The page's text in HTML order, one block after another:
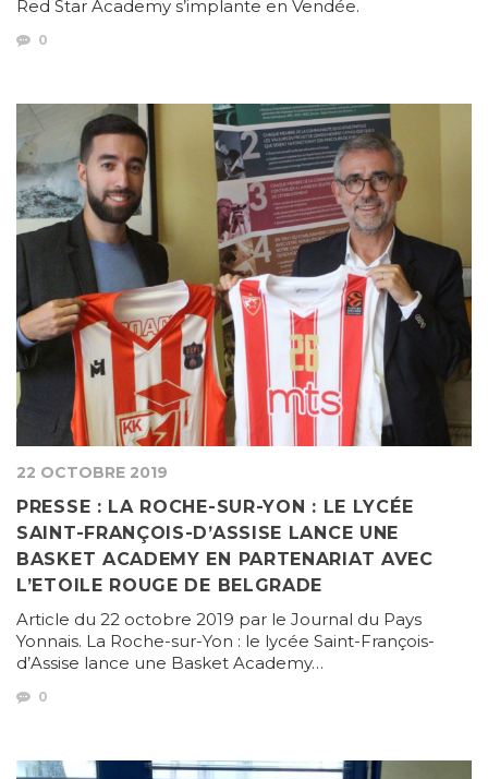
Red Star Academy s’implante en Vendée.
0
22 OCTOBRE 2019
PRESSE : LA ROCHE-SUR-YON : LE LYCÉE
SAINT-FRANÇOIS-D’ASSISE LANCE UNE
BASKET ACADEMY EN PARTENARIAT AVEC
L’ETOILE ROUGE DE BELGRADE
Article du 22 octobre 2019 par le Journal du Pays
Yonnais. La Roche-sur-Yon : le lycée Saint-François-
d’Assise lance une Basket Academy…
0